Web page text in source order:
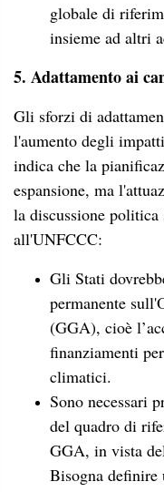
globale di
insieme ad altri
5. Adattamento ai
Gli sforzi di
l'aumento degli
indica che la
espansione, ma
la discussione
all'UNFCCC:
Gli Stati
permanente
(GGA), cioè
finanziamenti
climatici.
Sono necessari
del quadro di
GGA, in vista
Bisogna definire